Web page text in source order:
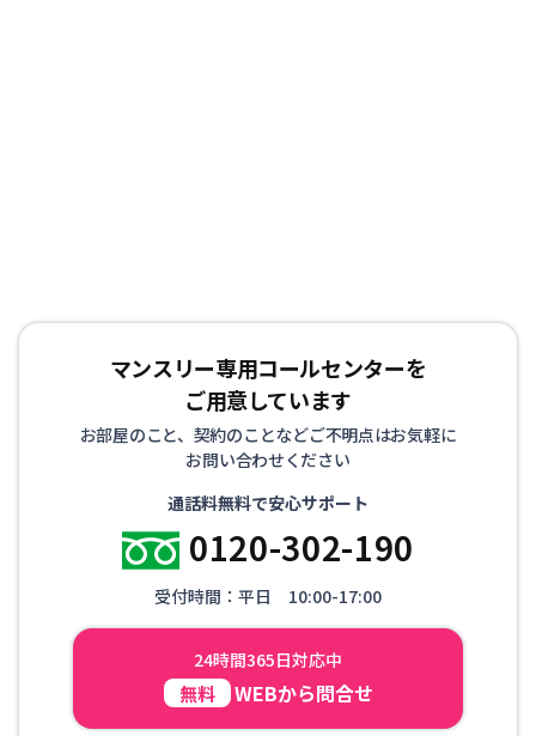
マンスリー専用コールセンターを
ご用意しています
お部屋のこと、契約のことなどご不明点はお気軽に
お問い合わせください
通話料無料で安心サポート
0120-302-190
受付時間：平日 10:00-17:00
24時間365日対応中
無料 WEBから問合せ